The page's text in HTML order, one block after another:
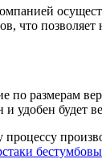
что
по размерам
удобен будет